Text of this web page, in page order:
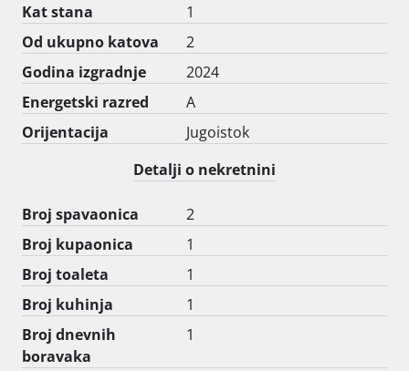
Kat stana
1
Od ukupno katova
2
Godina izgradnje
2024
Energetski razred
A
Orijentacija
Jugoistok
Detalji o nekretnini
Broj spavaonica
2
Broj kupaonica
1
Broj toaleta
1
Broj kuhinja
1
Broj dnevnih
boravaka
1